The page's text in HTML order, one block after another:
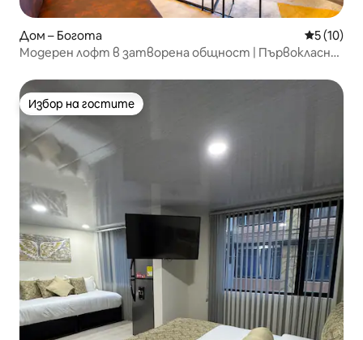
Дом – Богота Средна
5 (10)
Модерен лофт в затворена общност | Първокласно
Избор на гостите
Избор на гостите